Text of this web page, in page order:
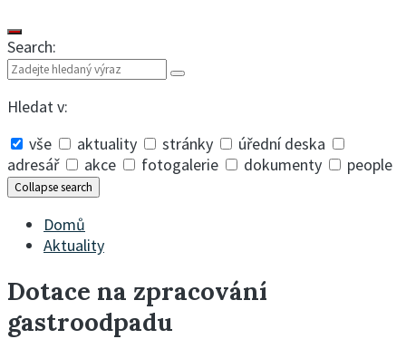
Search:
Hledat v:
vše
aktuality stránky
úřední deska
adresář
akce fotogalerie dokumenty people
Collapse search
Domů
Aktuality
Dotace na zpracování
gastroodpadu